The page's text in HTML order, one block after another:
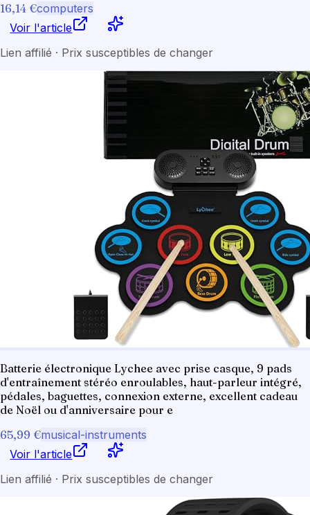
16,14 €computers
Voir l'article
Lien affilié · Prix susceptibles de changer
Batterie électronique Lychee avec prise casque, 9 pads
d'entraînement stéréo enroulables, haut-parleur intégré,
pédales, baguettes, connexion externe, excellent cadeau
de Noël ou d'anniversaire pour e
65,99 €musical-instruments
Voir l'article
Lien affilié · Prix susceptibles de changer